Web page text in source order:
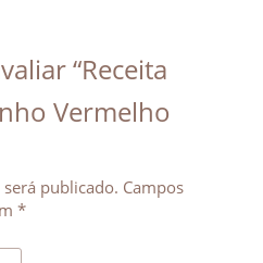
“Receita
Vermelho
publicado. Campos
*